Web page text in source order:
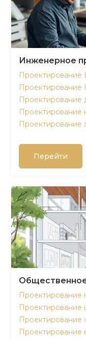
Инженерное
Проектирование
Проектирование
Проектирование
Проектирование
Проектирование
Перейти
Проектирование
Проектирование
Проектирование